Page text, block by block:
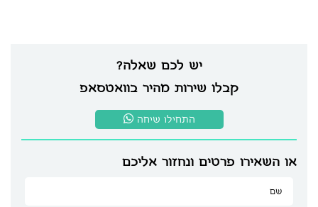
יש לכם שאלה?
קבלו שירות מהיר בוואטסאפ
התחילו שיחה
או השאירו פרטים ונחזור אליכם